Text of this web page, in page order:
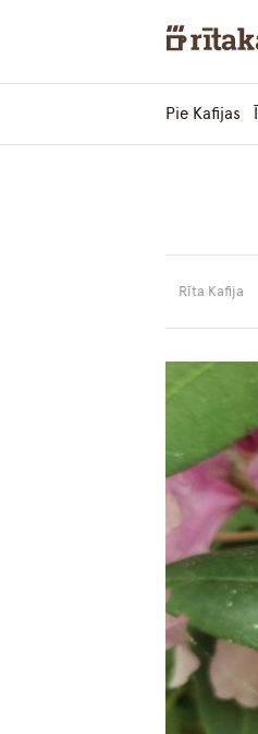
Pie Kafijas
Rīta Kafija